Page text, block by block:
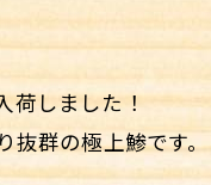
荷しました！
抜群の極上鯵です。